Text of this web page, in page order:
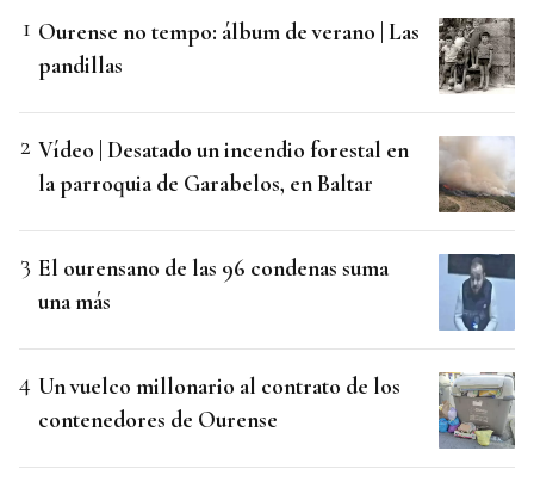
Ourense no tempo: álbum de verano | Las
pandillas
Vídeo | Desatado un incendio forestal en
la parroquia de Garabelos, en Baltar
El ourensano de las 96 condenas suma
una más
Un vuelco millonario al contrato de los
contenedores de Ourense